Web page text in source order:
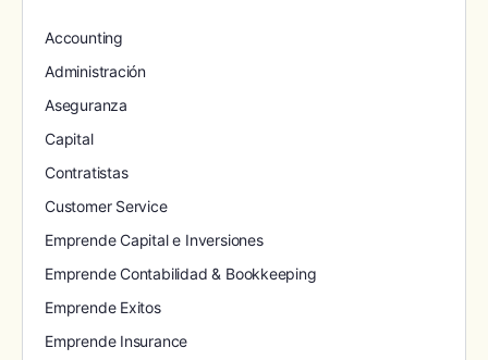
Accounting
Administración
Aseguranza
Capital
Contratistas
Customer Service
Emprende Capital e Inversiones
Emprende Contabilidad & Bookkeeping
Emprende Exitos
Emprende Insurance